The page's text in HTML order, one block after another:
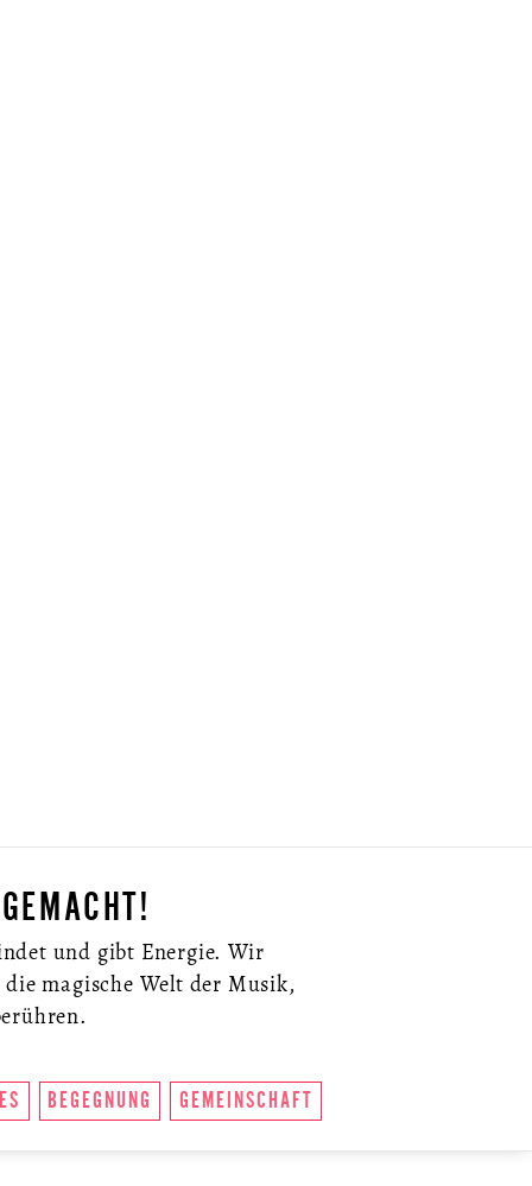
und gibt Energie. Wir
magische Welt der Musik,
BEGEGNUNG GEMEINSCHAFT